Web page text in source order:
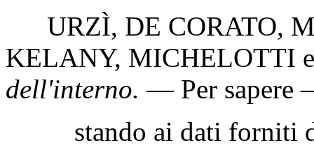
URZÌ, DE CORATO,
KELANY, MICHELOTTI
dell'interno. — Per sapere
stando ai dati forniti